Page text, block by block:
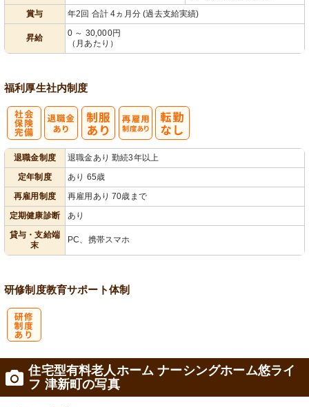
賞与
年2回 合計 4ヵ月分 (過去支給実績)
昇給
0 ～ 30,000円
（月あたり）
福利厚生社内制度
退職金制度
退職金あり 勤続3年以上
定年制度
あり 65歳
再雇用制度
再雇用あり 70歳まで
定期健康診断
あり
貸与・支給端
末
PC、携帯スマホ
研修制度教育サポート体制
住宅型有料老人ホーム ナーシングホーム悠ライ
フ 津新町の写真